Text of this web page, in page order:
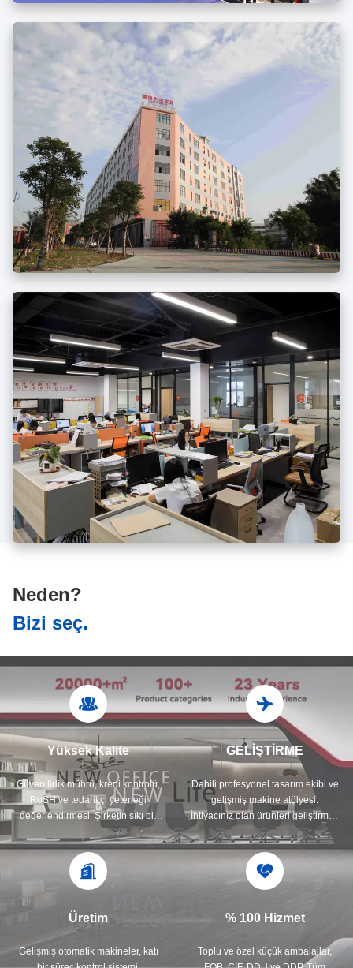
Neden?
Bizi seç.
Yüksek Kalite
Güvenilirlik mührü, kredi kontrolü,
RoSH ve tedarikçi yeteneği
değerlendirmesi. Şirketin sıkı bir
kalite kontrol sistemi ve
profesyonel test laboratuvarı var.
GELİŞTİRME
Dahili profesyonel tasarım ekibi ve
gelişmiş makine atölyesi.
İhtiyacınız olan ürünleri geliştirmek
için işbirliği yapabiliriz.
Üretim
Gelişmiş otomatik makineler, katı
% 100 Hizmet
Toplu ve özel küçük ambalajlar,